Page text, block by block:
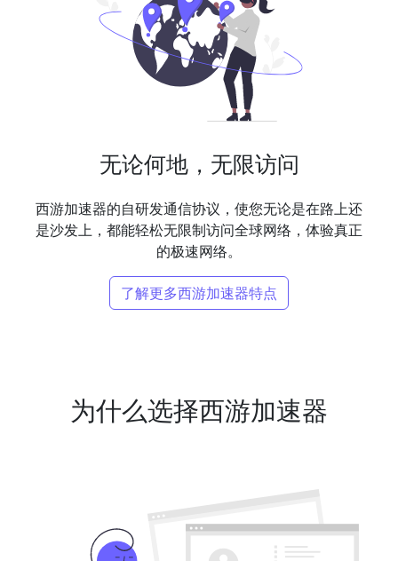
无论何地，无限访问
西游加速器的自研发通信协议，使您无论是在路上还
是沙发上，都能轻松无限制访问全球网络，体验真正
的极速网络。
了解更多西游加速器特点
为什么选择西游加速器